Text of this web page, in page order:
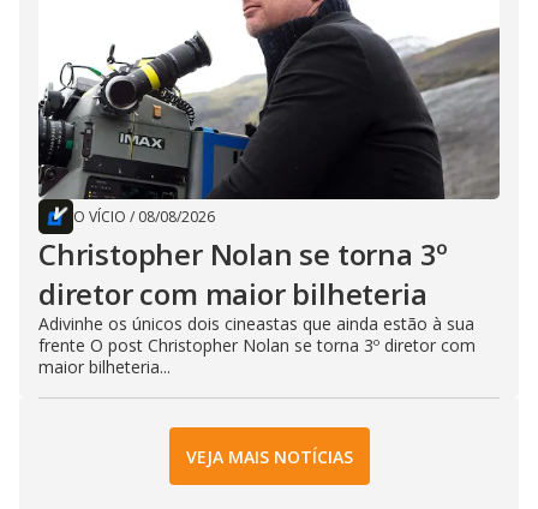
O VÍCIO / 08/08/2026
Christopher Nolan se torna 3º
diretor com maior bilheteria
Adivinhe os únicos dois cineastas que ainda estão à sua
frente O post Christopher Nolan se torna 3º diretor com
maior bilheteria...
VEJA MAIS NOTÍCIAS